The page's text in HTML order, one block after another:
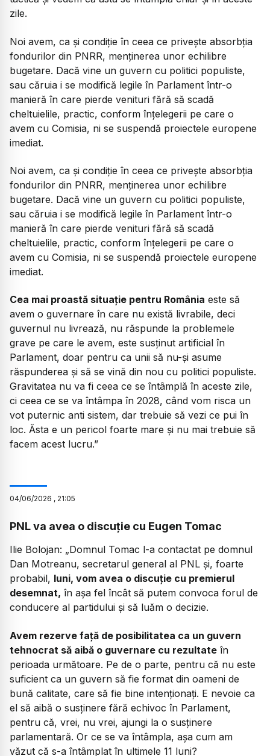
zile.
Noi avem, ca și condiție în ceea ce privește absorbția
fondurilor din PNRR, menținerea unor echilibre
bugetare. Dacă vine un guvern cu politici populiste,
sau căruia i se modifică legile în Parlament într-o
manieră în care pierde venituri fără să scadă
cheltuielile, practic, conform înțelegerii pe care o
avem cu Comisia, ni se suspendă proiectele europene
imediat.
Noi avem, ca și condiție în ceea ce privește absorbția
fondurilor din PNRR, menținerea unor echilibre
bugetare. Dacă vine un guvern cu politici populiste,
sau căruia i se modifică legile în Parlament într-o
manieră în care pierde venituri fără să scadă
cheltuielile, practic, conform înțelegerii pe care o
avem cu Comisia, ni se suspendă proiectele europene
imediat.
Cea mai proastă situație pentru România este să
avem o guvernare în care nu există livrabile, deci
guvernul nu livrează, nu răspunde la problemele
grave pe care le avem, este susținut artificial în
Parlament, doar pentru ca unii să nu-și asume
răspunderea și să se vină din nou cu politici populiste.
Gravitatea nu va fi ceea ce se întâmplă în aceste zile,
ci ceea ce se va întâmpa în 2028, când vom risca un
vot puternic anti sistem, dar trebuie să vezi ce pui în
loc. Ăsta e un pericol foarte mare și nu mai trebuie să
facem acest lucru.”
04/06/2026 , 21:05
PNL va avea o discuție cu Eugen Tomac
Ilie Bolojan: ​„Domnul Tomac l-a contactat pe domnul
Dan Motreanu, secretarul general al PNL și, foarte
probabil, luni, vom avea o discuție cu premierul
desemnat, în așa fel încât să putem convoca forul de
conducere al partidului și să luăm o decizie.
​Avem rezerve față de posibilitatea ca un guvern
tehnocrat să aibă o guvernare cu rezultate în
perioada următoare. Pe de o parte, pentru că nu este
suficient ca un guvern să fie format din oameni de
bună calitate, care să fie bine intenționați. E nevoie ca
el să aibă o susținere fără echivoc în Parlament,
pentru că, vrei, nu vrei, ajungi la o susținere
parlamentară. Or ce se va întâmpla, așa cum am
văzut că s-a întâmplat în ultimele 11 luni?